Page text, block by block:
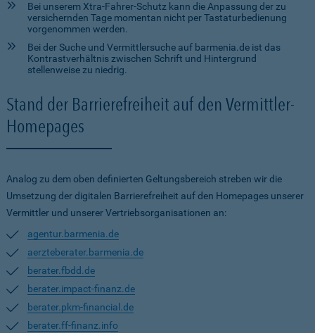
Bei unserem Xtra-Fahrer-Schutz kann die Anpassung der zu
versichernden Tage momentan nicht per Tastaturbedienung
vorgenommen werden.
Bei der Suche und Vermittlersuche auf barmenia.de ist das
Kontrastverhältnis zwischen Schrift und Hintergrund
stellenweise zu niedrig.
Stand der Barrierefreiheit auf den Vermittler-
Homepages
Analog zu dem oben definierten Geltungsbereich streben wir die
Umsetzung der digitalen Barrierefreiheit auf den Homepages unserer
Vermittler und unserer Vertriebsorganisationen an:
agentur.barmenia.de
aerzteberater.barmenia.de
berater.fbdd.de
berater.impact-finanz.de
berater.pkm-financial.de
berater.ff-finanz.info